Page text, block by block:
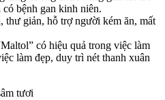
bệnh gan kinh niên.
thư giản, hỗ trợ người kém ăn, mất
có hiệu quả trong việc làm
làm đẹp, duy trì nét thanh xuân
tươi